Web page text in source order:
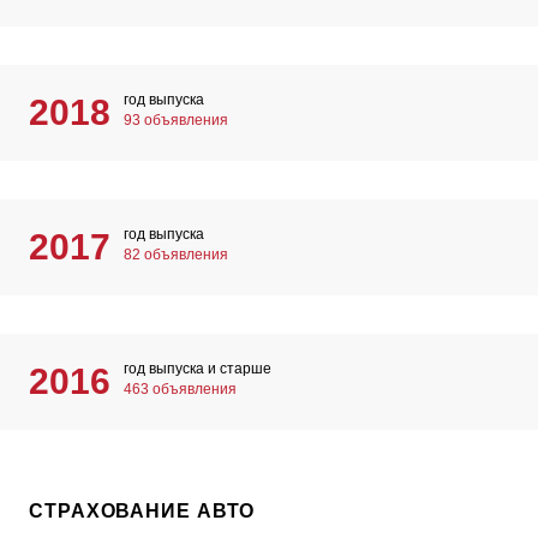
2018
год выпуска
93 объявления
2017
год выпуска
82 объявления
2016
год выпуска и старше
463 объявления
СТРАХОВАНИЕ АВТО